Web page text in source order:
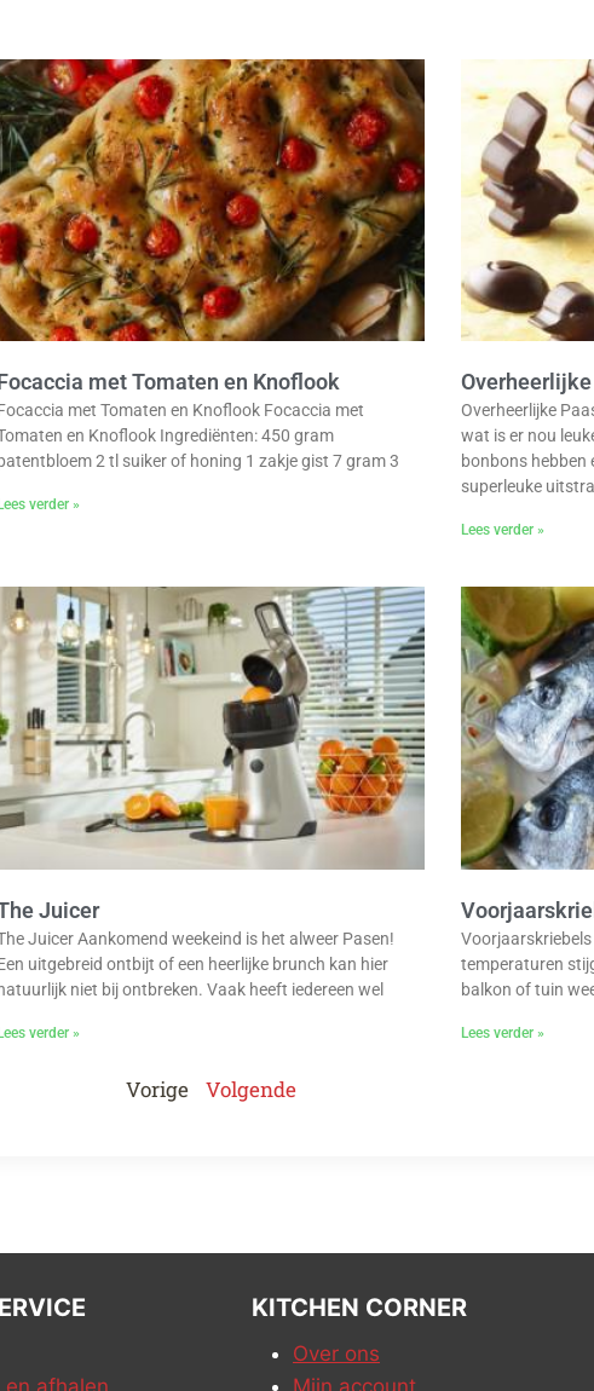
met Tomaten en Knoflook
met Tomaten en Knoflook Focaccia met
en Knoflook Ingrediënten: 450 gram
2 tl suiker of honing 1 zakje gist 7 gram 3
Lees verder »
Overheerlijke
wat is er nou
bonbons hebben
superleuke
Lees verder »
Juicer
Juicer Aankomend weekeind is het alweer Pasen!
uitgebreid ontbijt of een heerlijke brunch kan hier
niet bij ontbreken. Vaak heeft iedereen wel
verder »
Voorjaarskriebels
temperaturen
balkon of tuin
Lees verder »
Vorige Volgende
en afhalen
KITCHEN CORNER
Over ons
Mijn account